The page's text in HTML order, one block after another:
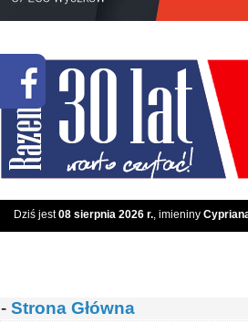
Dziś jest08 sierpnia 2026 r., imieniny
- Strona Główna